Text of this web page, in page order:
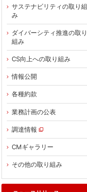
サステナビリティの取り組
み
ダイバーシティ推進の取り
組み
CS向上への取り組み
情報公開
各種約款
業務計画の公表
調達情報
CMギャラリー
その他の取り組み